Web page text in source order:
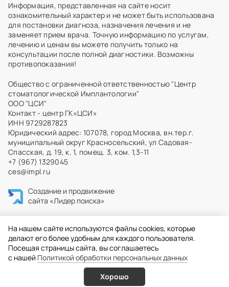
Информация, представленная на сайте носит
ознакомительный характер и не может быть использована
для постановки диагноза, назначения лечения и не
заменяет прием врача. Точную информацию по услугам,
лечению и ценам вы можете получить только на
консультации после полной диагностики. Возможны
противопоказания!
Общество с ограниченной ответственностью "Центр
стоматологической Имплантологии"
ООО "ЦСИ"
Контакт - центр ГК«ЦСИ»
ИНН 9729287823
Юридический адрес: 107078, город Москва, вн.тер.г.
муниципальный округ Красносельский, ул Садовая-
Спасская, д. 19, к. 1, помещ. 3, ком. 1,3-11
+7 (967) 1329045
ces@impl.ru
Создание и продвижение
сайта «Лидер поиска»
На нашем сайте используются файлы cookies, которые
делают его более удобным для каждого пользователя.
Посещая страницы сайта, вы соглашаетесь
c нашей Политикой обработки персональных данных
Хорошо